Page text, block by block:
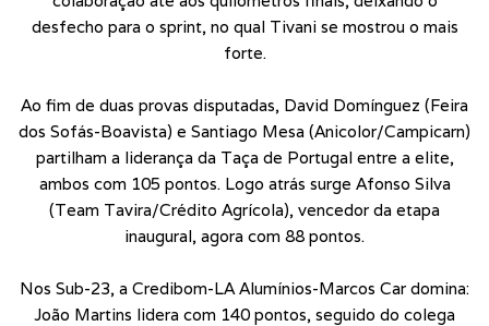
desfecho para o sprint, no qual Tivani se mostrou o mais
forte.
Ao fim de duas provas disputadas, David Domínguez (Feira
dos Sofás-Boavista) e Santiago Mesa (Anicolor/Campicarn)
partilham a liderança da Taça de Portugal entre a elite,
ambos com 105 pontos. Logo atrás surge Afonso Silva
(Team Tavira/Crédito Agrícola), vencedor da etapa
inaugural, agora com 88 pontos.
Nos Sub-23, a Credibom-LA Alumínios-Marcos Car domina:
João Martins lidera com 140 pontos, seguido do colega